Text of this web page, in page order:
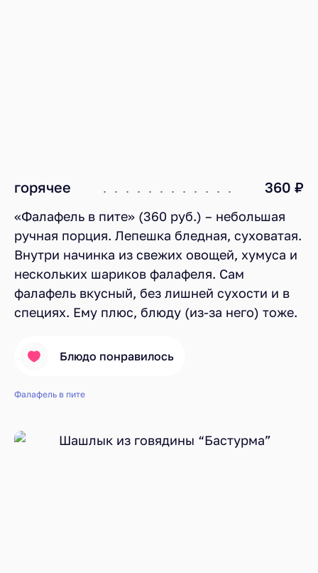
горячее 360 ₽
«Фалафель в пите» (360 руб.) – небольшая
ручная порция. Лепешка бледная, суховатая.
Внутри начинка из свежих овощей, хумуса и
нескольких шариков фалафеля. Сам
фалафель вкусный, без лишней сухости и в
специях. Ему плюс, блюду (из-за него) тоже.
Блюдо понравилось
Фалафель в пите